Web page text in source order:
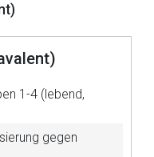
1-4 (lebend,
gegen
eine externe Web-